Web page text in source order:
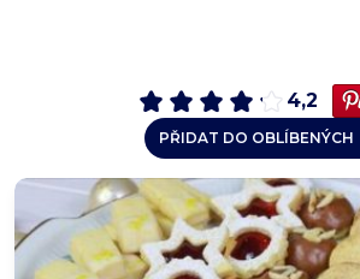
4,2
PŘIDAT DO OBLÍBENÝCH